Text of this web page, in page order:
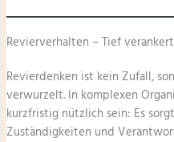
Revierverhalten – Tief
Revierdenken ist kein Zufall,
verwurzelt. In komplexen
kurzfristig nützlich sein: Es
Zuständigkeiten und